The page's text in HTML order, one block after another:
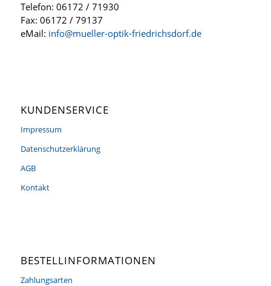
Telefon: 06172 / 71930
Fax: 06172 / 79137
eMail: info@mueller-optik-friedrichsdorf.de
KUNDENSERVICE
Impressum
Datenschutzerklärung
AGB
Kontakt
BESTELLINFORMATIONEN
Zahlungsarten